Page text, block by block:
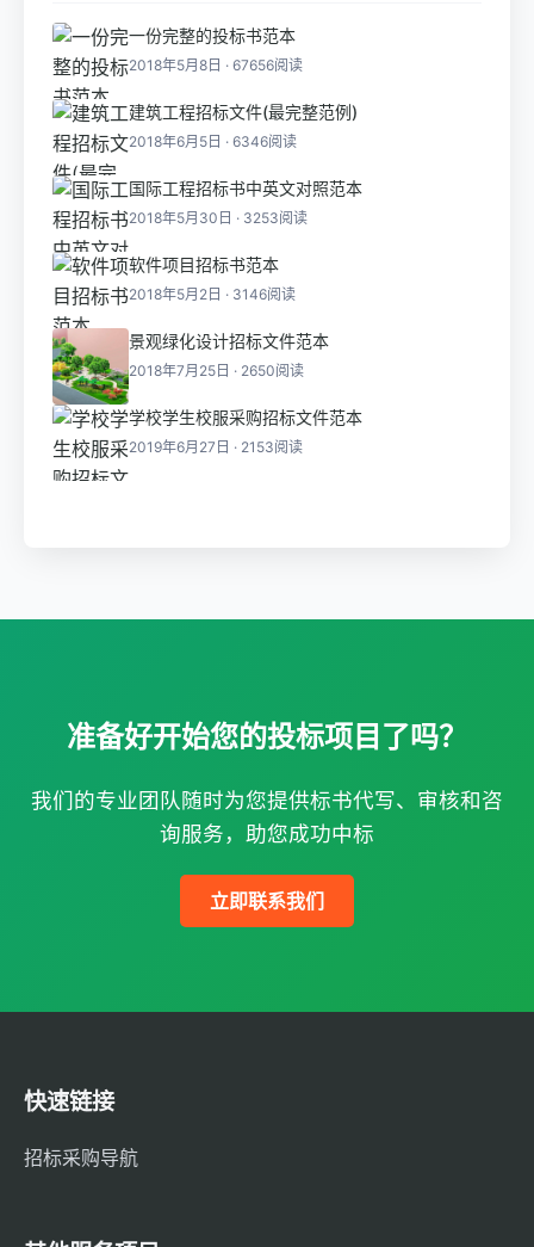
一份完整的投标书范本
2018年5月8日 · 67656阅读
建筑工程招标文件(最完整范例)
2018年6月5日 · 6346阅读
国际工程招标书中英文对照范本
2018年5月30日 · 3253阅读
软件项目招标书范本
2018年5月2日 · 3146阅读
景观绿化设计招标文件范本
2018年7月25日 · 2650阅读
学校学生校服采购招标文件范本
2019年6月27日 · 2153阅读
准备好开始您的投标项目了吗？
我们的专业团队随时为您提供标书代写、审核和咨
询服务，助您成功中标
立即联系我们
快速链接
招标采购导航